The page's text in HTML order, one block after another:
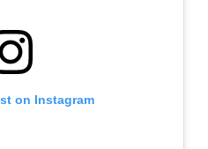
on Instagram